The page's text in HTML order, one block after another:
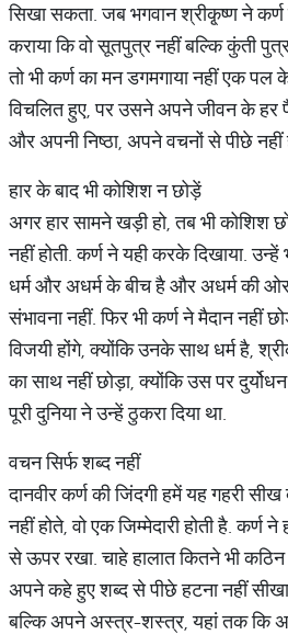
सिखा सकता. जब भगवान श्रीकृ्ष्ण ने
कराया कि वो सूतपुत्र नहीं बल्कि कुंती
तो भी कर्ण का मन डगमगाया नहीं एक
विचलित हुए, पर उसने अपने जीवन के हर
और अपनी निष्ठा, अपने वचनों से पीछे नहीं
हार के बाद भी कोशिश न छोड़ें
अगर हार सामने खड़ी हो, तब भी कोशिश
नहीं होती. कर्ण ने यही करके दिखाया. उन्हें
धर्म और अधर्म के बीच है और अधर्म की
संभावना नहीं. फिर भी कर्ण ने मैदान नहीं
विजयी होंगे, क्योंकि उनके साथ धर्म है,
का साथ नहीं छोड़ा, क्योंकि उस पर
पूरी दुनिया ने उन्हें ठुकरा दिया था.
वचन सिर्फ शब्द नहीं
दानवीर कर्ण की जिंदगी हमें यह गहरी
नहीं होते, वो एक जिम्मेदारी होती है.
से ऊपर रखा. चाहे हालात कितने भी
अपने कहे हुए शब्द से पीछे हटना नहीं
बल्कि अपने अस्त्र-शस्त्र, यहां तक कि